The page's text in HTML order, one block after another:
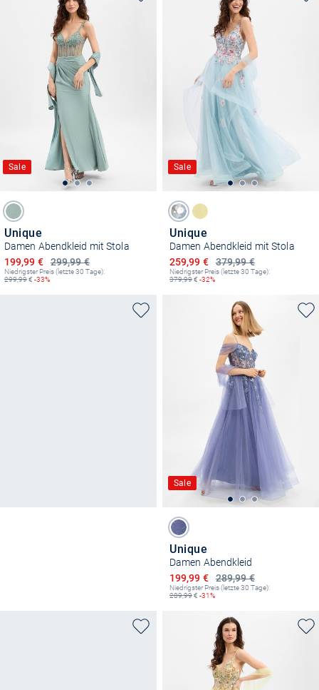
Sale
Unique
Damen Abendkleid mit Stola
299,99 €
Ermäßigter Preis
199,99 €
Niedrigster Preis (letzte 30 Tage):
299,99€ -33%
Sale
Unique
Damen Abendkleid mit Stola
379,99 €
Ermäßigter Preis
259,99 €
Niedrigster Preis (letzte 30 Tage):
379,99€ -32%
Sale
Unique
Damen Abendkleid
289,99 €
Ermäßigter Preis
199,99 €
Niedrigster Preis (letzte 30 Tage):
289,99€ -31%